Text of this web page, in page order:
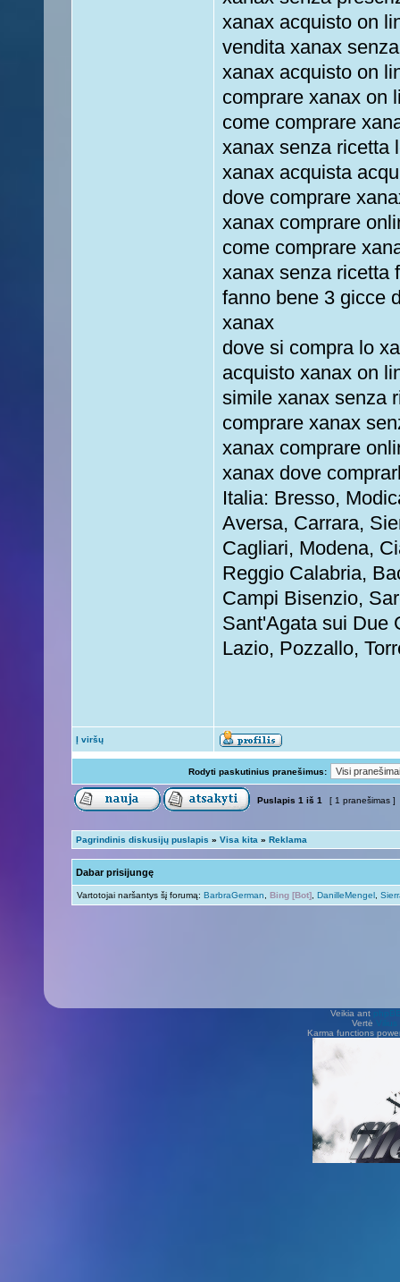
xanax acquisto on
vendita xanax
xanax acquisto on
comprare xanax on
come comprare
xanax senza ricetta
xanax acquista
dove comprare
xanax comprare
come comprare
xanax senza ricetta
fanno bene 3 gicce
xanax
dove si compra lo
acquisto xanax on
simile xanax senza
comprare xanax
xanax comprare
xanax dove
Italia: Bresso,
Aversa, Carrara,
Cagliari, Modena,
Reggio Calabria,
Campi Bisenzio,
Sant'Agata sui Due
Lazio, Pozzallo,
Į viršų
Rodyti paskutinius pranešimus:
Puslapis 1 iš 1 [ 1 pranešimas ]
Pagrindinis diskusijų puslapis » Visa kita » Reklama
Dabar prisijungę
Vartotojai naršantys šį forumą: BarbraGerman Bing [Bot] DanilleMengel
Veikia ant
Vertė Vilius
Karma functions